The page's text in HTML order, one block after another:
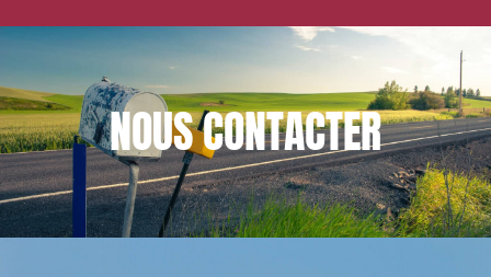
NOUSCONTACTER